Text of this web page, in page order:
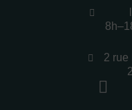
2 rue